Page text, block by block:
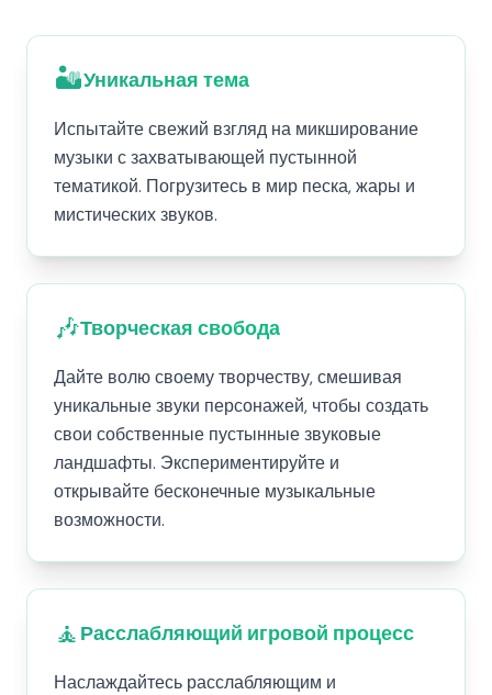
🏜️Уникальная тема
Испытайте свежий взгляд на микширование
музыки с захватывающей пустынной
тематикой. Погрузитесь в мир песка, жары и
мистических звуков.
🎶Творческая свобода
Дайте волю своему творчеству, смешивая
уникальные звуки персонажей, чтобы создать
свои собственные пустынные звуковые
ландшафты. Экспериментируйте и
открывайте бесконечные музыкальные
возможности.
🧘 Расслабляющий игровой процесс
Наслаждайтесь расслабляющим и